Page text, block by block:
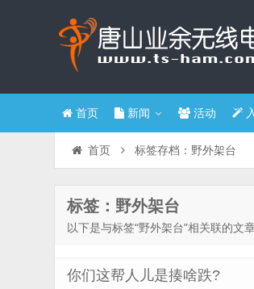
首页 新闻 活动
首页 标签存档：野外架台
标签：野外架台
以下是与标签“野外架台”相关联的文
你们这帮人儿是揍啥跌?